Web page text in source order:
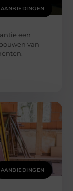
AANBIEDINGEN
een
van
AANBIEDINGEN